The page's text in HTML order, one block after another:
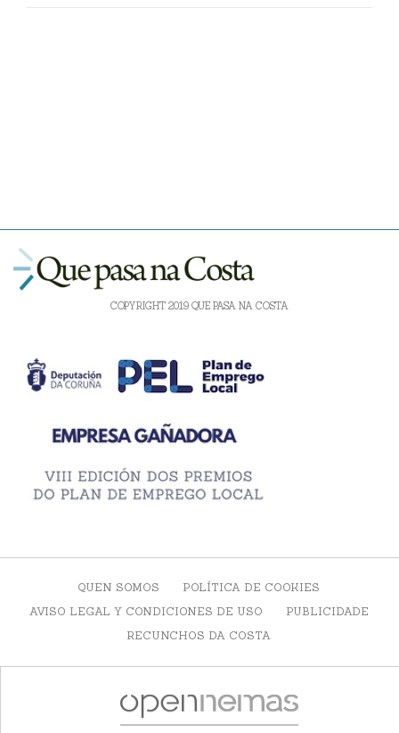
COPYRIGHT 2019 QUE PASA NA COSTA
QUEN SOMOS
POLÍTICA DE COOKIES
AVISO LEGAL Y CONDICIONES DE USO
PUBLICIDADE
RECUNCHOS DA COSTA